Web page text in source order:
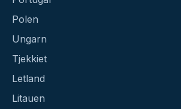
Polen
Ungarn
Tjekkiet
Letland
Litauen